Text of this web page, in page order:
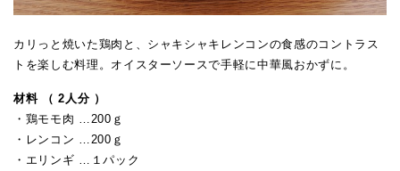
カリっと焼いた鶏肉と、シャキシャキレンコンの食感のコントラス
トを楽しむ料理。オイスターソースで手軽に中華風おかずに。
材料 （ 2人分 ）
・鶏モモ肉 …200ｇ
・レンコン …200ｇ
・エリンギ …１パック